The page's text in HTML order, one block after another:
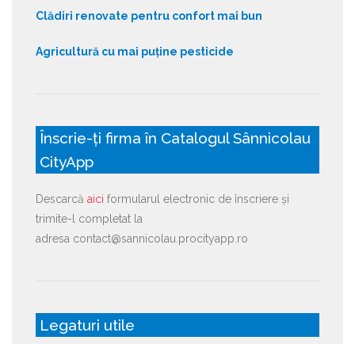
Clădiri renovate pentru confort mai bun
Agricultură cu mai puține pesticide
Înscrie-ți firma în Catalogul Sânnicolau
CityApp
Descarcă aici formularul electronic de înscriere și
trimite-l completat la
adresa contact@sannicolau.procityapp.ro
Legaturi utile